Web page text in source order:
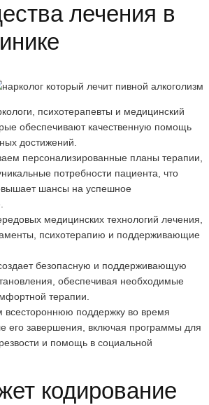
лечения в
психотерапевты и медицинский
обеспечивают качественную помощь
достижений.
персонализированные планы терапии,
потребности пациента, что
шансы на успешное
медицинских технологий лечения,
психотерапию и поддерживающие
безопасную и поддерживающую
обеспечивая необходимые
терапии.
поддержку во время
его завершения, включая программы для
и помощь в социальной
кодирование